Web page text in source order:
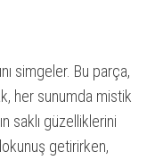
simgeler. Bu parça,
her sunumda mistik
saklı güzelliklerini
getirirken,